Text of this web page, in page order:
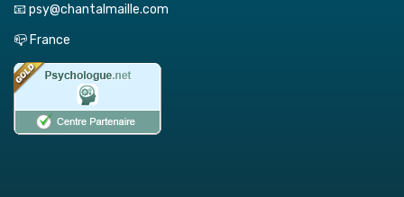
📧 psy@chantalmaille.com
📪 France